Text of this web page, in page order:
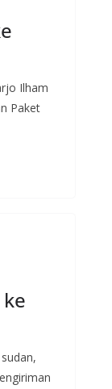
Ilham
Paket